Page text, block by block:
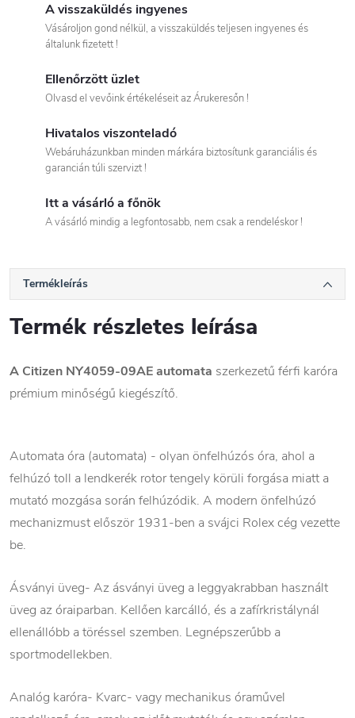
A visszaküldés ingyenes
Vásároljon gond nélkül, a visszaküldés teljesen ingyenes és
általunk fizetett !
Ellenőrzött üzlet
Olvasd el vevőink értékeléseit az Árukeresőn !
Hivatalos viszonteladó
Webáruházunkban minden márkára biztosítunk garanciális és
garancián túli szervizt !
Itt a vásárló a főnök
A vásárló mindig a legfontosabb, nem csak a rendeléskor !
Termékleírás
Termék részletes leírása
A Citizen NY4059-09AE automata szerkezetű férfi karóra
prémium minőségű kiegészítő.
Automata óra (automata) - olyan önfelhúzós óra, ahol a
felhúzó toll a lendkerék rotor tengely körüli forgása miatt a
mutató mozgása során felhúzódik. A modern önfelhúzó
mechanizmust először 1931-ben a svájci Rolex cég vezette
be.
Ásványi üveg- Az ásványi üveg a leggyakrabban használt
üveg az óraiparban. Kellően karcálló, és a zafírkristálynál
ellenállóbb a töréssel szemben. Legnépszerűbb a
sportmodellekben.
Analóg karóra- Kvarc- vagy mechanikus óraművel